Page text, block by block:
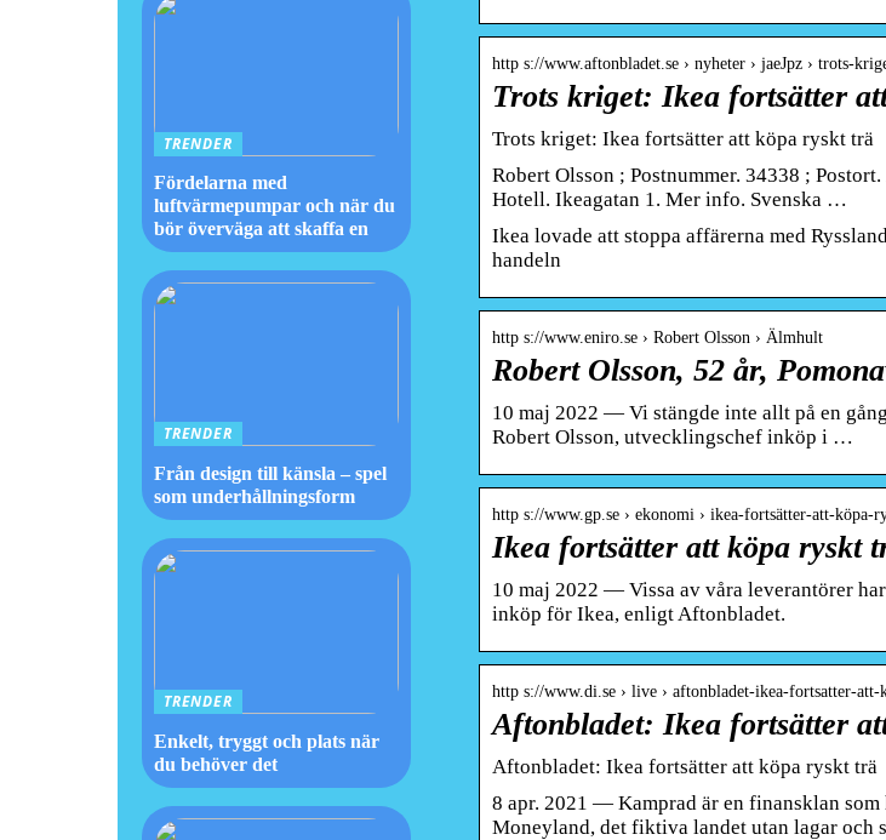
http s://www.aftonbladet.se › nyheter › jaeJpz › trots-
Trots kriget: Ikea fortsätter
Trots kriget: Ikea fortsätter att köpa ryskt trä
Robert Olsson ; Postnummer. 34338 ;
Hotell. Ikeagatan 1. Mer info. Svenska …
Ikea lovade att stoppa affärerna med
handeln
http s://www.eniro.se › Robert Olsson › Älmhult
Robert Olsson, 52 år,
10 maj 2022 — Vi stängde inte allt på en
Robert Olsson, utvecklingschef inköp i …
http s://www.gp.se › ekonomi › ikea-fortsätter-att-köpa-
Ikea fortsätter att köpa ryskt
10 maj 2022 — Vissa av våra leverantörer
inköp för Ikea, enligt Aftonbladet.
http s://www.di.se › live › aftonbladet-ikea-fortsatter-att-
Aftonbladet: Ikea fortsätter
Aftonbladet: Ikea fortsätter att köpa ryskt trä
8 apr. 2021 — Kamprad är en finansklan
Moneyland, det fiktiva landet utan lagar och
TRENDER
Fördelarna med
luftvärmepumpar och när du
bör överväga att skaffa en
TRENDER
Från design till känsla – spel
som underhållningsform
TRENDER
Enkelt, tryggt och plats när
du behöver det